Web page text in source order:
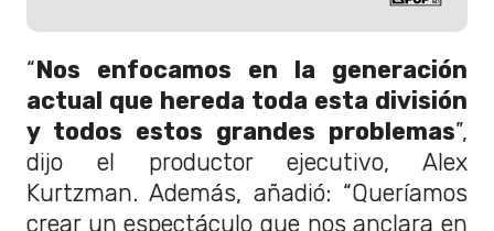
“Nos enfocamos en la generación
actual que hereda toda esta división
y todos estos grandes problemas”,
dijo el productor ejecutivo, Alex
Kurtzman. Además, añadió: “Queríamos
crear un espectáculo que nos anclara en